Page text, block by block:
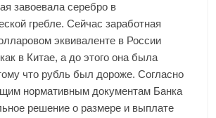
завоевала серебро в
гребле. Сейчас заработная
эквиваленте в России
в Китае, а до этого она была
что рубль был дороже. Согласно
нормативным документам Банка
решение о размере и выплате